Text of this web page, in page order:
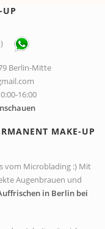
UP
Berlin-Mitte
16:00
MAKE-UP
vom Microblading :) Mit
Augenbrauen und
in Berlin bei